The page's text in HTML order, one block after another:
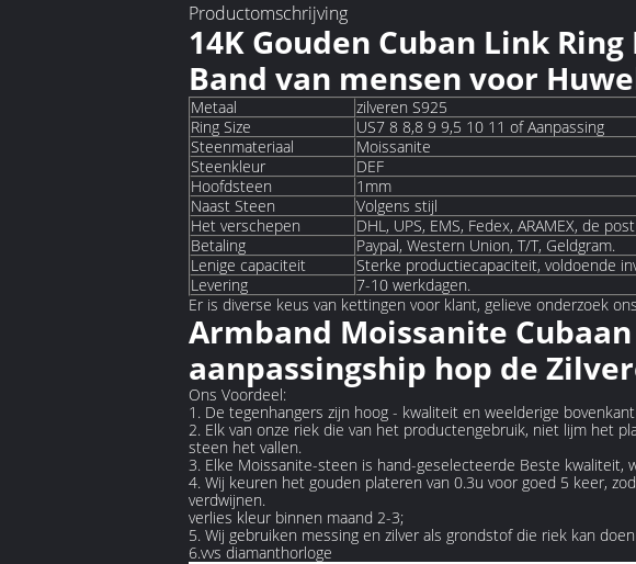
Productomschrijving
14K Gouden Cuban Link
Band van mensen voor
Metaal
zilveren S925
Ring Size
US7 8 8,8 9 9,5 10 11 of Aanpassing
Steenmateriaal
Moissanite
Steenkleur
DEF
Hoofdsteen
1mm
Naast Steen
Volgens stijl
Het verschepen
DHL, UPS, EMS, Fedex, ARAMEX, de
Betaling
Paypal, Western Union, T/T, Geldgram.
Lenige capaciteit
Sterke productiecapaciteit, voldoende
Levering
7-10 werkdagen.
Er is diverse keus van kettingen voor klant, gelieve onderzoek
Armband Moissanite
aanpassingship hop de
Ons Voordeel:
1. De tegenhangers zijn hoog - kwaliteit en weelderige
2. Elk van onze riek die van het productengebruik, niet lijm het
steen het vallen.
3. Elke Moissanite-steen is hand-geselecteerde Beste kwaliteit,
4. Wij keuren het gouden plateren van 0.3u voor goed 5 keer,
verdwijnen.
verlies kleur binnen maand 2-3;
5. Wij gebruiken messing en zilver als grondstof die riek kan
6.vvs diamanthorloge